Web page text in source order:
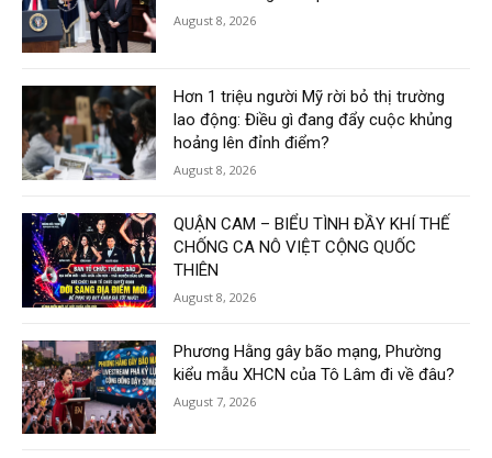
August 8, 2026
Hơn 1 triệu người Mỹ rời bỏ thị trường
lao động: Điều gì đang đẩy cuộc khủng
hoảng lên đỉnh điểm?
August 8, 2026
QUẬN CAM – BIỂU TÌNH ĐẦY KHÍ THẾ
CHỐNG CA NÔ VIỆT CỘNG QUỐC
THIÊN
August 8, 2026
Phương Hằng gây bão mạng, Phường
kiểu mẫu XHCN của Tô Lâm đi về đâu?
August 7, 2026